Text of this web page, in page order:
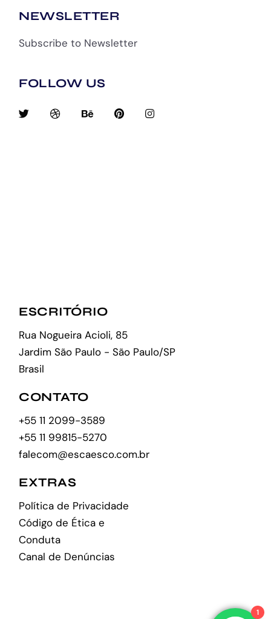
NEWSLETTER
Subscribe to Newsletter
FOLLOW US
ESCRITÓRIO
Rua Nogueira Acioli, 85
Jardim São Paulo - São Paulo/SP
Brasil
CONTATO
+55 11 2099-3589
+55 11 99815-5270
falecom@escaesco.com.br
EXTRAS
Política de Privacidade
Código de Ética e
Conduta
Canal de Denúncias
1